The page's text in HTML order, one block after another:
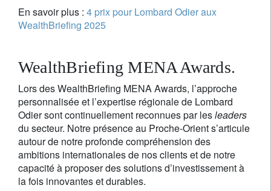
En savoir plus : 4 prix pour Lombard Odier aux
WealthBriefing 2025
WealthBriefing MENA Awards.
Lors des WealthBriefing MENA Awards, l’approche
personnalisée et l’expertise régionale de Lombard
Odier sont continuellement reconnues par lesleaders
du secteur. Notre présence au Proche-Orient s’articule
autour de notre profonde compréhension des
ambitions internationales de nos clients et de notre
capacité à proposer des solutions d’investissement à
la fois innovantes et durables.